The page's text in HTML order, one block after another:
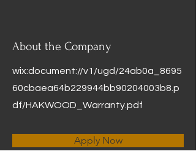
About the Company
wix:document://v1/ugd/24ab0a_8695
60cbaea64b229944bb90204003b8.p
df/HAKWOOD_Warranty.pdf
Apply Now